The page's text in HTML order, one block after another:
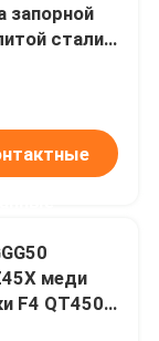
запорной
стали
PN16
меди
F4 QT450